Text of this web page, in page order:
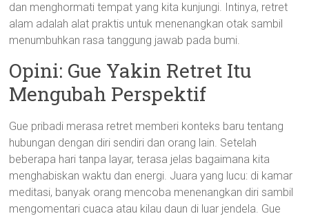
dan menghormati tempat yang kita kunjungi. Intinya, retret
alam adalah alat praktis untuk menenangkan otak sambil
menumbuhkan rasa tanggung jawab pada bumi.
Opini: Gue Yakin Retret Itu
Mengubah Perspektif
Gue pribadi merasa retret memberi konteks baru tentang
hubungan dengan diri sendiri dan orang lain. Setelah
beberapa hari tanpa layar, terasa jelas bagaimana kita
menghabiskan waktu dan energi. Juara yang lucu: di kamar
meditasi, banyak orang mencoba menenangkan diri sambil
mengomentari cuaca atau kilau daun di luar jendela. Gue